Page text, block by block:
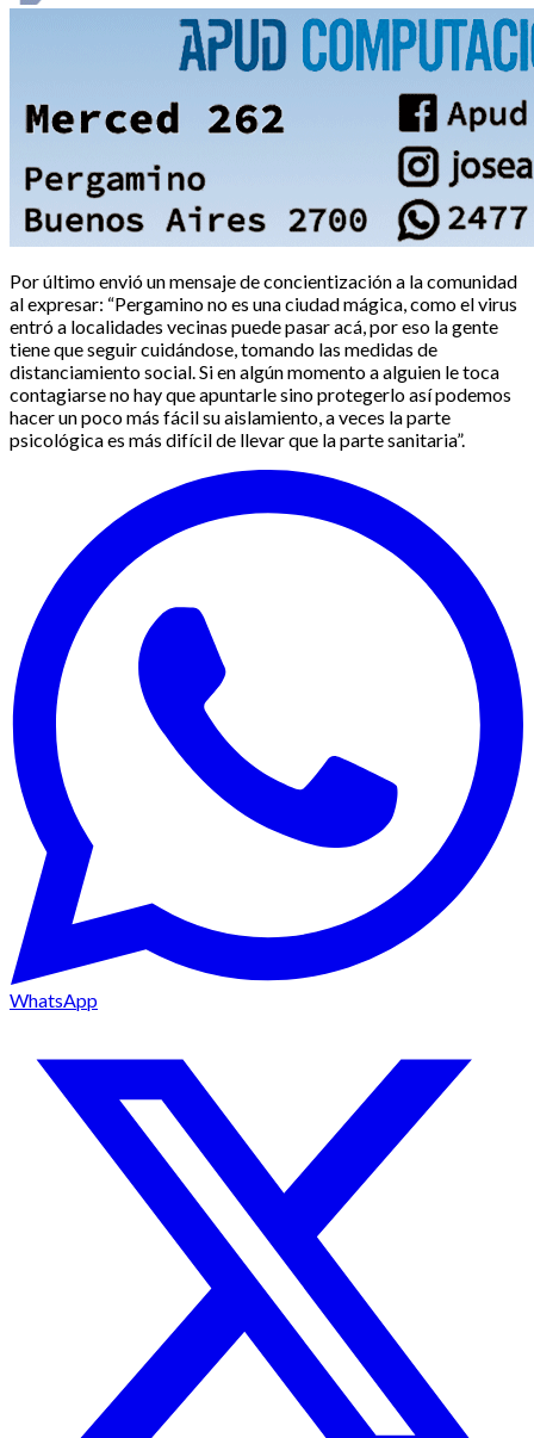
Por último envió un mensaje de concientización a la comunidad
al expresar: “Pergamino no es una ciudad mágica, como el virus
entró a localidades vecinas puede pasar acá, por eso la gente
tiene que seguir cuidándose, tomando las medidas de
distanciamiento social. Si en algún momento a alguien le toca
contagiarse no hay que apuntarle sino protegerlo así podemos
hacer un poco más fácil su aislamiento, a veces la parte
psicológica es más difícil de llevar que la parte sanitaria”.
WhatsApp